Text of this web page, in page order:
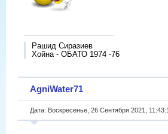
Рашид Сиразиев
Хойна - ОБАТО 1974 -76
AgniWater71
Дата: Воскресенье, 26 Сентября 2021,